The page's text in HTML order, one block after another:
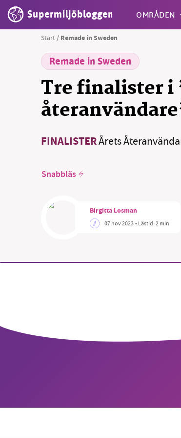
Supermiljöbloggen OMRÅDEN
Shift + S
Start / Remade in Sweden
Remade in Sweden
Tre finalister i
FINALISTERÅrets
Snabbläs
Birgitta Losman
07 nov 2023• Lästid:2 min